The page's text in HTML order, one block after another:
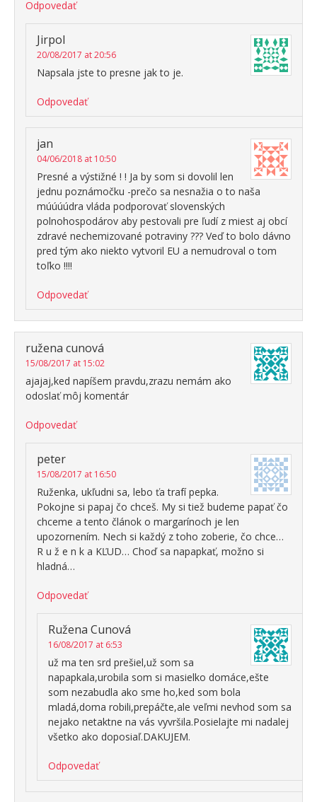
Odpovedať
Jirpol
20/08/2017 at 20:56
Napsala jste to presne jak to je.
Odpovedať
jan
04/06/2018 at 10:50
Presné a výstižné ! ! Ja by som si dovolil len
jednu poznámočku -prečo sa nesnažia o to naša
múúúúdra vláda podporovať slovenských
polnohospodárov aby pestovali pre ľudí z miest aj obcí
zdravé nechemizované potraviny ??? Veď to bolo dávno
pred tým ako niekto vytvoril EU a nemudroval o tom
toľko !!!!
Odpovedať
ružena cunová
15/08/2017 at 15:02
ajajaj,ked napíšem pravdu,zrazu nemám ako
odoslať môj komentár
Odpovedať
peter
15/08/2017 at 16:50
Ruženka, ukľudni sa, lebo ťa trafí pepka.
Pokojne si papaj čo chceš. My si tiež budeme papať čo
chceme a tento článok o margarínoch je len
upozornením. Nech si každý z toho zoberie, čo chce…
R u ž e n k a KĽUD… Choď sa napapkať, možno si
hladná…
Odpovedať
Ružena Cunová
16/08/2017 at 6:53
už ma ten srd prešiel,už som sa
napapkala,urobila som si masielko domáce,ešte
som nezabudla ako sme ho,ked som bola
mladá,doma robili,prepáčte,ale veľmi nevhod som sa
nejako netaktne na vás vyvršila.Posielajte mi nadalej
všetko ako doposiaľ.DAKUJEM.
Odpovedať